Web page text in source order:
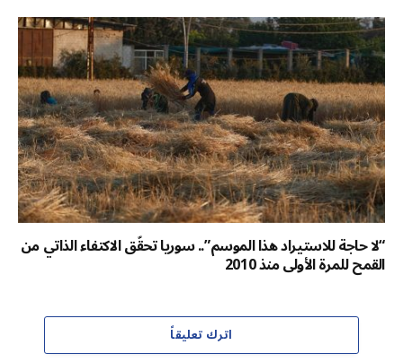
“لا حاجة للاستيراد هذا الموسم”.. سوريا تحقّق الاكتفاء الذاتي من
القمح للمرة الأولى منذ 2010
اترك تعليقاً